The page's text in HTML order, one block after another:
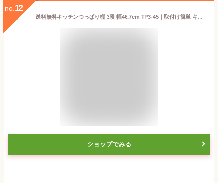
no. 12
送料無料キッチンつっぱり棚 3段 幅46.7cm TP3-45｜取付け簡単 キッチン つっぱり ラック 突っ張り 棚 収納 キッチンラック 収納 突っ張り キッチン 棚キッチン 収納ラック ラック棚 キッチン棚 タクボ シンプル おしゃれ 田窪 TAKUBO
ショップでみる